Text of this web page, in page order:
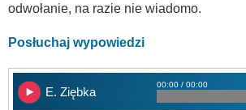
odwołanie, na razie nie wiadomo.
Posłuchaj wypowiedzi
E. Ziębka
00:00 / 00:00